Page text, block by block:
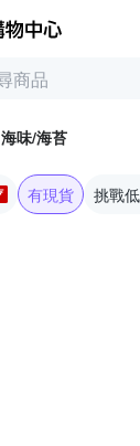
Yahoo
海味/海苔
有現貨 挑戰